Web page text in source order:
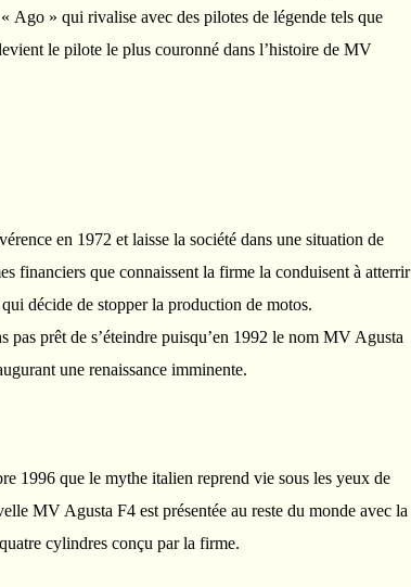
Ago » qui rivalise avec des pilotes de légende tels que
le pilote le plus couronné dans l’histoire de MV
en 1972 et laisse la société dans une situation de
financiers que connaissent la firme la conduisent à atterrir
décide de stopper la production de motos.
pas prêt de s’éteindre puisqu’en 1992 le nom MV Agusta
une renaissance imminente.
1996 que le mythe italien reprend vie sous les yeux de
MV Agusta F4 est présentée au reste du monde avec la
cylindres conçu par la firme.